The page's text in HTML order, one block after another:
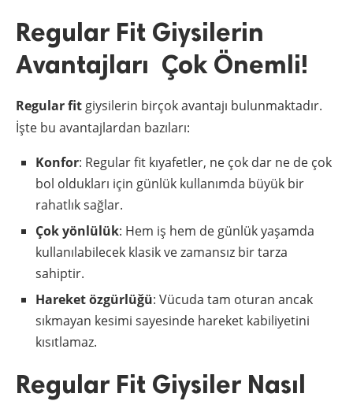
Regular Fit Giysilerin
Avantajları Çok Önemli!
Regular fit giysilerin birçok avantajı bulunmaktadır.
İşte bu avantajlardan bazıları:
Konfor: Regular fit kıyafetler, ne çok dar ne de çok
bol oldukları için günlük kullanımda büyük bir
rahatlık sağlar.
Çok yönlülük: Hem iş hem de günlük yaşamda
kullanılabilecek klasik ve zamansız bir tarza
sahiptir.
Hareket özgürlüğü: Vücuda tam oturan ancak
sıkmayan kesimi sayesinde hareket kabiliyetini
kısıtlamaz.
Regular Fit Giysiler Nasıl